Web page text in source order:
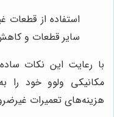
استفاده از قطعات
سایر قطعات و
با رعایت این نکات
مکانیکی ولوو خود را
هزینه‌های تعمیرات